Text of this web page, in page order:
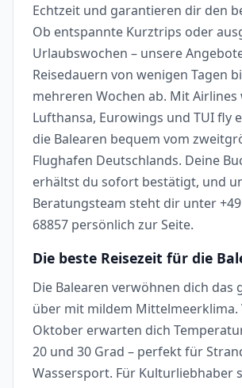
Echtzeit und garantieren dir den
Ob entspannte Kurztrips oder
Urlaubswochen – unsere
Reisedauern von wenigen Tagen
mehreren Wochen ab. Mit Airlines
Lufthansa, Eurowings und TUI fly
die Balearen bequem vom
Flughafen Deutschlands. Deine
erhältst du sofort bestätigt, und
Beratungsteam steht dir unter +49
68857 persönlich zur Seite.
Die beste Reisezeit für die
Die Balearen verwöhnen dich das
über mit mildem Mittelmeerklima.
Oktober erwarten dich
20 und 30 Grad – perfekt für
Wassersport. Für Kulturliebhaber